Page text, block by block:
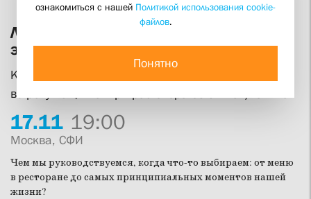
Лифт, таксист и заяц: как мы делаем
этический выбор
Клуб «В поисках смысла» приглашает на вторую
встречу из цикла «Три разговора об этике» / Offline
17.11 19:00
Москва, СФИ
Чем мы руководствуемся, когда что-то выбираем: от меню
в ресторане до самых принципиальных моментов нашей
жизни?
ознакомиться с нашей Политикой использования cookie-
файлов.
Понятно